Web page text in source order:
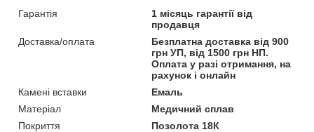
Гарантія
1 місяць гарантії від
продавця
Доставка/оплата
Безплатна доставка від 900
грн УП, від 1500 грн НП.
Оплата у разі отримання, на
рахунок і онлайн
Камені вставки
Емаль
Матеріал
Медичний сплав
Покриття
Позолота 18К